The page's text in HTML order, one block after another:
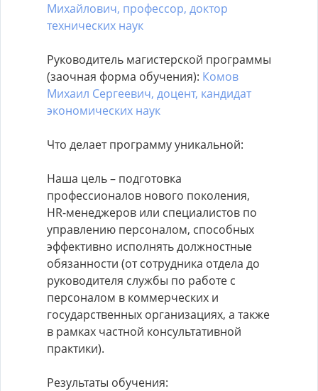
Михайлович, профессор, доктор
технических наук
Руководитель магистерской программы
(заочная форма обучения): Комов
Михаил Сергеевич, доцент, кандидат
экономических наук
Что делает программу уникальной:
Наша цель – подготовка
профессионалов нового поколения,
HR-менеджеров или специалистов по
управлению персоналом, способных
эффективно исполнять должностные
обязанности (от сотрудника отдела до
руководителя службы по работе с
персоналом в коммерческих и
государственных организациях, а также
в рамках частной консультативной
практики).
Результаты обучения: